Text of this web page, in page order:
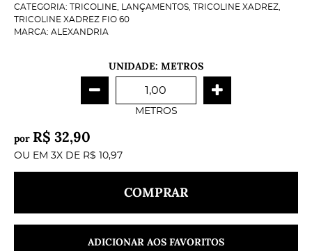
CATEGORIA: TRICOLINE LANÇAMENTOS TRICOLINE XADREZ
TRICOLINE XADREZ FIO 60
MARCA: ALEXANDRIA
UNIDADE: METROS
METROS
por R$ 32,90
OU EM 3X DE R$ 10,97
COMPRAR
ADICIONAR AOS FAVORITOS